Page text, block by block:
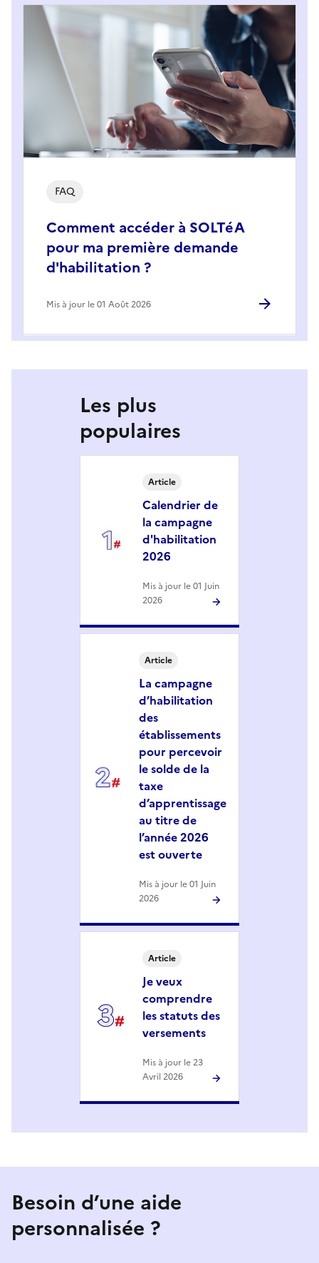
Comment accéder à SOLTéA
pour ma première demande
d'habilitation ?
FAQ
Mis à jour le 01 Août 2026
Les plus
populaires
Article
Calendrier de
la campagne
d'habilitation
2026
Mis à jour le 01 Juin
2026
Article
La campagne
d’habilitation
des
établissements
pour percevoir
le solde de la
taxe
d’apprentissage
au titre de
l’année 2026
est ouverte
Mis à jour le 01 Juin
2026
Article
Je veux
comprendre
les statuts des
versements
Mis à jour le 23
Avril 2026
Besoin d’une aide
personnalisée ?